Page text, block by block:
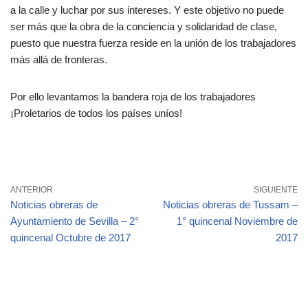
a la calle y luchar por sus intereses. Y este objetivo no puede
ser más que la obra de la conciencia y solidaridad de clase,
puesto que nuestra fuerza reside en la unión de los trabajadores
más allá de fronteras.
Por ello levantamos la bandera roja de los trabajadores
¡Proletarios de todos los países uníos!
ANTERIOR
Noticias obreras de
Ayuntamiento de Sevilla – 2°
quincenal Octubre de 2017
SIGUIENTE
Noticias obreras de Tussam –
1° quincenal Noviembre de
2017